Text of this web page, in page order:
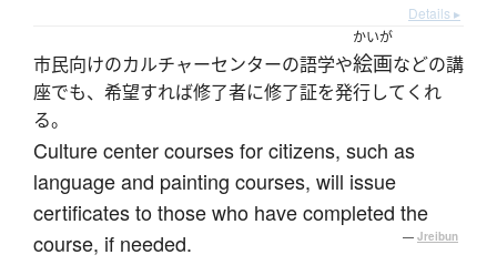
Details ▸
市民向けのカルチャーセンターの語学や
かいが
絵画などの講
座でも、希望すれば修了者に修了証を発行してくれ
る。
Culture center courses for citizens, such as
language and painting courses, will issue
certificates to those who have completed the
course, if needed.
— Jreibun